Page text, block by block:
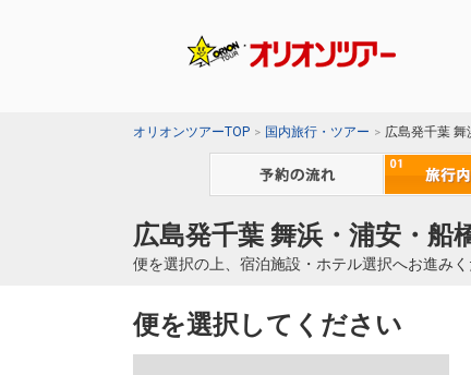
オリオンツアーTOP 国内旅行・ツアー 広島発千葉
広島発千葉 舞浜・浦安・船
便を選択の上、宿泊施設・ホテル選択へお進み
便を選択してください